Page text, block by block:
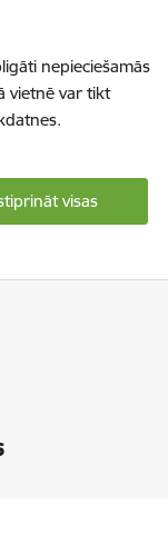
nepieciešamās
vietnē var tikt
visas